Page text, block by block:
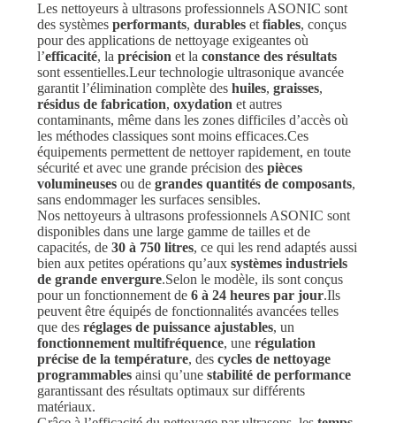
Les nettoyeurs à ultrasons professionnels ASONIC sont
des systèmes performants, durableset fiables, conçus
pour des applications de nettoyage exigeantes où
l’efficacité, la précision et la constance des résultats
sont essentielles.Leur technologie ultrasonique avancée
garantit l’élimination complète des huiles, graisses,
résidus de fabrication, oxydation et autres
contaminants, même dans les zones difficiles d’accès où
les méthodes classiques sont moins efficaces.Ces
équipements permettent de nettoyer rapidement, en toute
sécurité et avec une grande précision des pièces
volumineusesou de grandes quantités de composants,
sans endommager les surfaces sensibles.
Nos nettoyeurs à ultrasons professionnels ASONIC sont
disponibles dans une large gamme de tailles et de
capacités, de 30 à 750 litres, ce qui les rend adaptés aussi
bien aux petites opérations qu’aux systèmes industriels
de grande envergure.Selon le modèle, ils sont conçus
pour un fonctionnement de 6 à 24 heures par jour.Ils
peuvent être équipés de fonctionnalités avancées telles
que des réglages de puissance ajustables, un
fonctionnement multifréquence, une régulation
précise de la température, des cycles de nettoyage
programmablesainsi qu’une stabilité de performance
garantissant des résultats optimaux sur différents
matériaux.